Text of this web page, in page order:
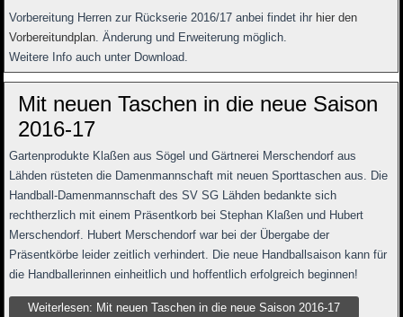
Vorbereitung Herren zur Rückserie 2016/17 anbei findet ihr hier den
Vorbereitundplan. Änderung und Erweiterung möglich.
Weitere Info auch unter Download.
Mit neuen Taschen in die neue Saison
2016-17
Gartenprodukte Klaßen aus Sögel und Gärtnerei Merschendorf aus
Lähden rüsteten die Damenmannschaft mit neuen Sporttaschen aus. Die
Handball-Damenmannschaft des SV SG Lähden bedankte sich
rechtherzlich mit einem Präsentkorb bei Stephan Klaßen und Hubert
Merschendorf. Hubert Merschendorf war bei der Übergabe der
Präsentkörbe leider zeitlich verhindert. Die neue Handballsaison kann für
die Handballerinnen einheitlich und hoffentlich erfolgreich beginnen!
Weiterlesen: Mit neuen Taschen in die neue Saison 2016-17